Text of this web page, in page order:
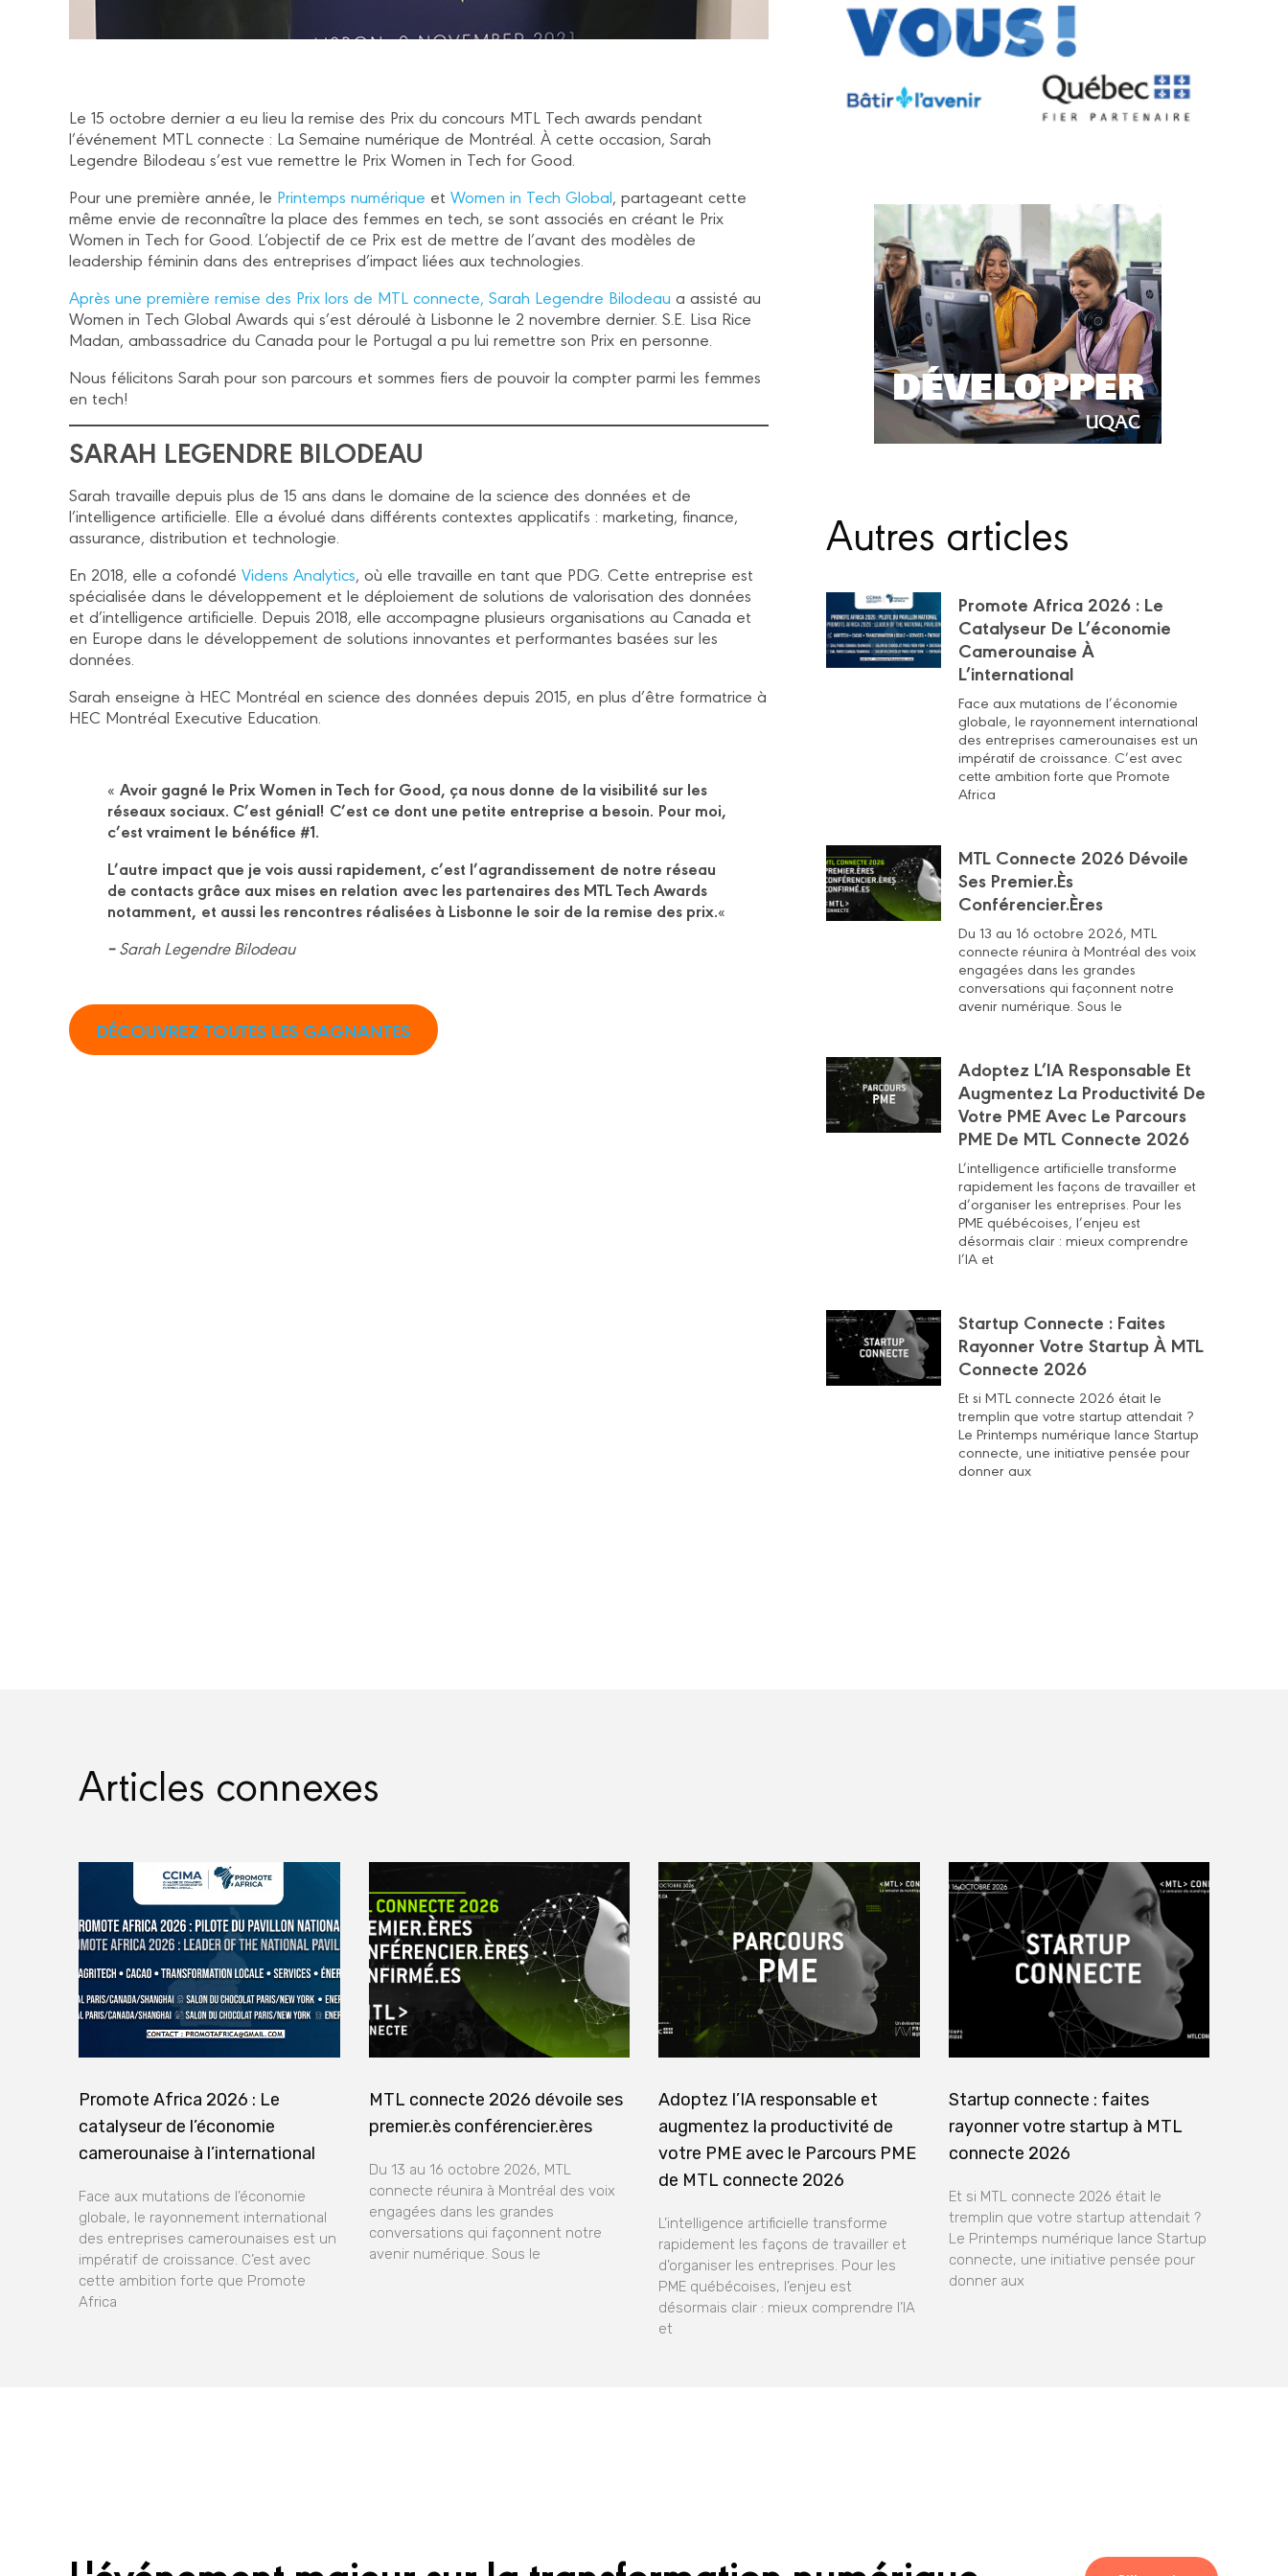
Le 15 octobre dernier a eu lieu la remise des Prix du concours MTL Tech awards pendant
l’événement MTL connecte : La Semaine numérique de Montréal. À cette occasion, Sarah
Legendre Bilodeau s’est vue remettre le Prix Women in Tech for Good.
Pour une première année, le Printemps numérique et Women in Tech Global, partageant cette
même envie de reconnaître la place des femmes en tech, se sont associés en créant le Prix
Women in Tech for Good. L’objectif de ce Prix est de mettre de l’avant des modèles de
leadership féminin dans des entreprises d’impact liées aux technologies.
Après une première remise des Prix lors de MTL connecte, Sarah Legendre Bilodeau a assisté au
Women in Tech Global Awards qui s’est déroulé à Lisbonne le 2 novembre dernier. S.E. Lisa Rice
Madan, ambassadrice du Canada pour le Portugal a pu lui remettre son Prix en personne.
Nous félicitons Sarah pour son parcours et sommes fiers de pouvoir la compter parmi les femmes
en tech!
SARAH LEGENDRE BILODEAU
Sarah travaille depuis plus de 15 ans dans le domaine de la science des données et de
l’intelligence artificielle. Elle a évolué dans différents contextes applicatifs : marketing, finance,
assurance, distribution et technologie.
En 2018, elle a cofondé Videns Analytics, où elle travaille en tant que PDG. Cette entreprise est
spécialisée dans le développement et le déploiement de solutions de valorisation des données
et d’intelligence artificielle. Depuis 2018, elle accompagne plusieurs organisations au Canada et
en Europe dans le développement de solutions innovantes et performantes basées sur les
données.
Sarah enseigne à HEC Montréal en science des données depuis 2015, en plus d’être formatrice à
HEC Montréal Executive Education.
« Avoir gagné le Prix Women in Tech for Good, ça nous donne de la visibilité sur les
réseaux sociaux. C’est génial! C’est ce dont une petite entreprise a besoin. Pour moi,
c’est vraiment le bénéfice #1.
L’autre impact que je vois aussi rapidement, c’est l’agrandissement de notre réseau
de contacts grâce aux mises en relation avec les partenaires des MTL Tech Awards
notamment, et aussi les rencontres réalisées à Lisbonne le soir de la remise des prix.«
–Sarah Legendre Bilodeau
DÉCOUVREZ TOUTES LES GAGNANTES
Autres articles
Promote Africa 2026 : Le
Catalyseur De L’économie
Camerounaise À
L’international
Face aux mutations de l’économie
globale, le rayonnement international
des entreprises camerounaises est un
impératif de croissance. C’est avec
cette ambition forte que Promote
Africa
MTL Connecte 2026 Dévoile
Ses Premier.ès
Conférencier.ères
Du 13 au 16 octobre 2026, MTL
connecte réunira à Montréal des voix
engagées dans les grandes
conversations qui façonnent notre
avenir numérique. Sous le
Adoptez L’IA Responsable Et
Augmentez La Productivité De
Votre PME Avec Le Parcours
PME De MTL Connecte 2026
L’intelligence artificielle transforme
rapidement les façons de travailler et
d’organiser les entreprises. Pour les
PME québécoises, l’enjeu est
désormais clair : mieux comprendre
l’IA et
Startup Connecte : Faites
Rayonner Votre Startup À MTL
Connecte 2026
Et si MTL connecte 2026 était le
tremplin que votre startup attendait ?
Le Printemps numérique lance Startup
connecte, une initiative pensée pour
donner aux
Articles connexes
Promote Africa 2026 : Le
catalyseur de l’économie
camerounaise à l’international
Face aux mutations de l’économie
globale, le rayonnement international
des entreprises camerounaises est un
impératif de croissance. C’est avec
cette ambition forte que Promote
Africa
MTL connecte 2026 dévoile ses
premier.ès conférencier.ères
Du 13 au 16 octobre 2026, MTL
connecte réunira à Montréal des voix
engagées dans les grandes
conversations qui façonnent notre
avenir numérique. Sous le
Adoptez l’IA responsable et
augmentez la productivité de
votre PME avec le Parcours PME
de MTL connecte 2026
L’intelligence artificielle transforme
rapidement les façons de travailler et
d’organiser les entreprises. Pour les
PME québécoises, l’enjeu est
désormais clair : mieux comprendre l’IA
et
Startup connecte : faites
rayonner votre startup à MTL
connecte 2026
Et si MTL connecte 2026 était le
tremplin que votre startup attendait ?
Le Printemps numérique lance Startup
connecte, une initiative pensée pour
donner aux